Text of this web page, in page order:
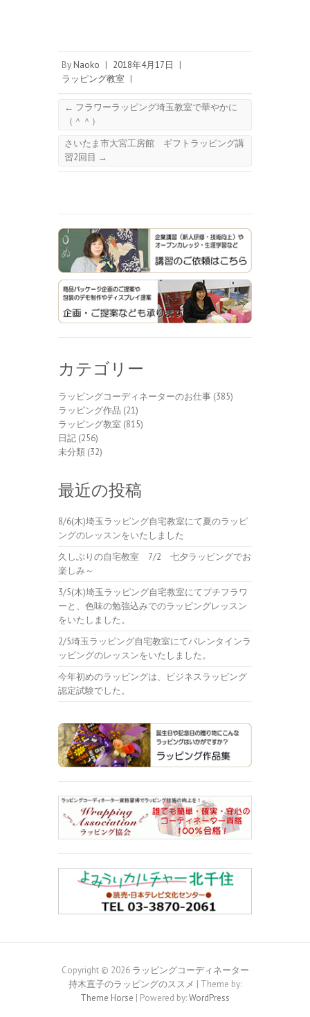
By Naoko | 2018年4月17日
|
ラッピング教室 |
← フラワーラッピング埼玉教室で華やかに
（＾＾）
さいたま市大宮工房館 ギフトラッピング講
習2回目 →
カテゴリー
ラッピングコーディネーターのお仕事 (385)
ラッピング作品 (21)
ラッピング教室 (815)
日記 (256)
未分類 (32)
最近の投稿
8/6(木)埼玉ラッピング自宅教室にて夏のラッピ
ングのレッスンをいたしました
久しぶりの自宅教室 7/2 七夕ラッピングでお
楽しみ～
3/5(木)埼玉ラッピング自宅教室にてプチフラワ
ーと、色味の勉強込みでのラッピングレッスン
をいたしました。
2/5埼玉ラッピング自宅教室にてバレンタインラ
ッピングのレッスンをいたしました。
今年初めのラッピングは、ビジネスラッピング
認定試験でした。
Copyright © 2026 ラッピングコーディネーター
持木直子のラッピングのススメ | Theme by:
Theme Horse | Powered by:WordPress